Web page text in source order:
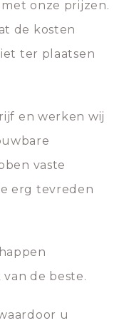
onze prijzen.
de kosten
ter plaatsen
en werken wij
vaste
erg tevreden
de beste.
u